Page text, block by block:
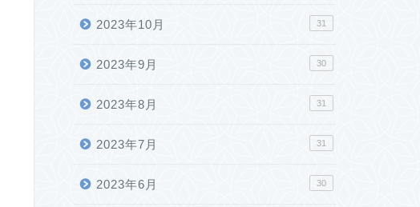
2023年10月 31
2023年9月 30
2023年8月 31
2023年7月 31
2023年6月 30